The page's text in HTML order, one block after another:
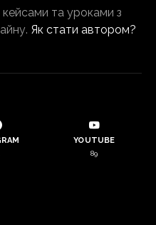
кейсами та уроками з
Як стати автором?
YOUTUBE
89